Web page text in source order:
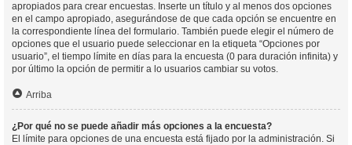
apropiados para crear encuestas. Inserte un título y al menos dos opciones
en el campo apropiado, asegurándose de que cada opción se encuentre en
la correspondiente línea del formulario. También puede elegir el número de
opciones que el usuario puede seleccionar en la etiqueta “Opciones por
usuario”, el tiempo límite en días para la encuesta (0 para duración infinita) y
por último la opción de permitir a lo usuarios cambiar su votos.
Arriba
¿Por qué no se puede añadir más opciones a la encuesta?
El límite para opciones de una encuesta está fijado por la administración. Si